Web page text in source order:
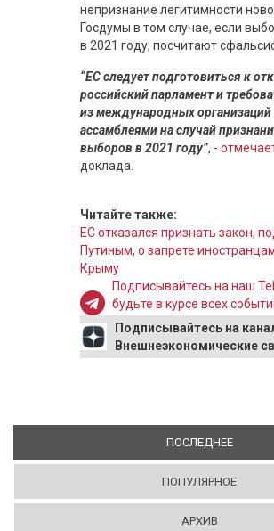
непризнание легитимности
Госдумы в том случае, если
в 2021 году, посчитают
“ЕС следует подготовиться к
российский парламент и
из международных
ассамблеями на случай
выборов в 2021 году”, -
доклада.
Читайте также:
ЕС отказался признать закон,
Путиным, о запрете
Крыму
Подписывайтесь на наш
будьте в курсе всех
Подписывайтесь на
Внешнеэкономические
ПОСЛЕДНЕЕ
ПОПУЛЯРНОЕ
АРХИВ